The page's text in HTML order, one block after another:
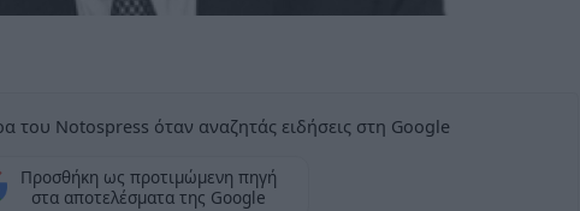
του Notospress όταν αναζητάς ειδήσεις στη Google
Προσθήκη ως προτιμώμενη πηγή
στα αποτελέσματα της Google